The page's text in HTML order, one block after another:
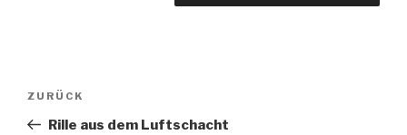
Beitragsnavigation
Vorheriger
Beitrag
ZURÜCK
Rille aus dem Luftschacht